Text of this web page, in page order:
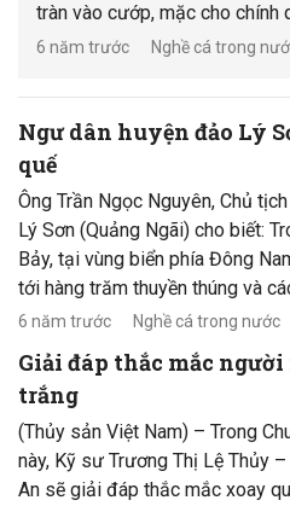
tràn vào cướp, mặc cho chính
lượng công an huyện, bộ đội
6 năm trước Nghề cá trong
Ngư dân huyện đảo Lý
quế
Ông Trần Ngọc Nguyên, Chủ
Lý Sơn (Quảng Ngãi) cho biết:
Bảy, tại vùng biển phía Đông
tới hàng trăm thuyền thúng và
suất nhỏ của bà con ngư dân 3
(huyện đảo Lý Sơn) đang tập
sản lượng khai thác đạt từ 30
mỗi ngày.
6 năm trước Nghề cá trong nước
Giải đáp thắc mắc
trắng
(Thủy sản Việt Nam) – Trong
này, Kỹ sư Trương Thị Lệ Thủy
An sẽ giải đáp thắc mắc xoay